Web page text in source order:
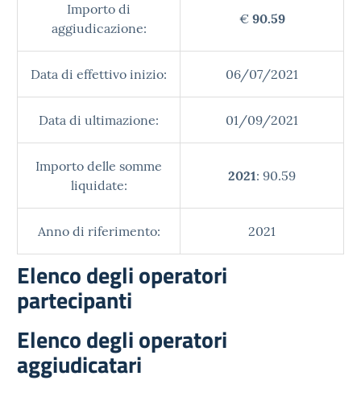
Importo di
aggiudicazione:
€ 90.59
Data di effettivo inizio: 06/07/2021
Data di ultimazione: 01/09/2021
Importo delle somme
liquidate:
2021: 90.59
Anno di riferimento: 2021
Elenco degli operatori
partecipanti
Elenco degli operatori
aggiudicatari